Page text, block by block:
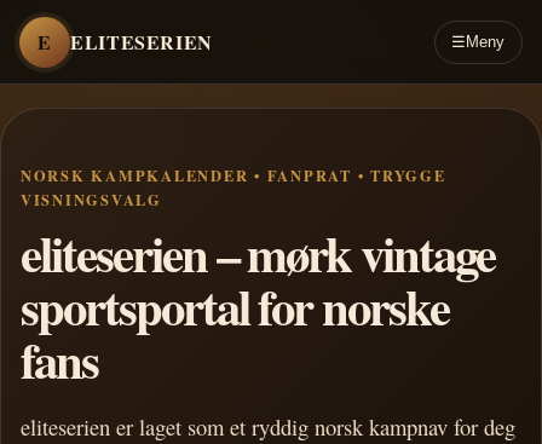
E ELITESERIEN ☰ Meny
NORSK KAMPKALENDER • FANPRAT • TRYGGE
VISNINGSVALG
eliteserien – mørk vintage
sportsportal for norske
fans
eliteserien er laget som et ryddig norsk kampnav for deg